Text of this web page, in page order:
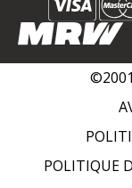
POLITIQUE